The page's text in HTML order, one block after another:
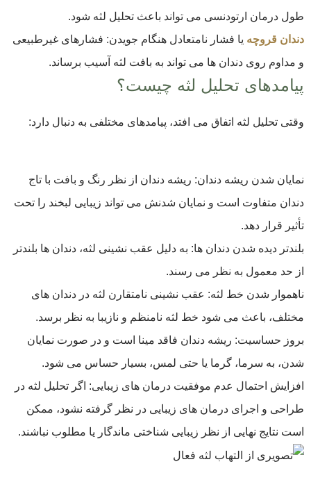
طول درمان ارتودنسی می تواند باعث تحلیل لثه شود.
دندان قروچه یا فشار نامتعادل هنگام جویدن: فشارهای غیرطبیعی
و مداوم روی دندان ها می تواند به بافت لثه آسیب برساند.
پیامدهای تحلیل لثه چیست؟
وقتی تحلیل لثه اتفاق می افتد، پیامدهای مختلفی به دنبال دارد:
نمایان شدن ریشه دندان: ریشه دندان از نظر رنگ و بافت با تاج
دندان متفاوت است و نمایان شدنش می تواند زیبایی لبخند را تحت
تأثیر قرار دهد.
بلندتر دیده شدن دندان ها: به دلیل عقب نشینی لثه، دندان ها بلندتر
از حد معمول به نظر می رسند.
ناهموار شدن خط لثه: عقب نشینی نامتقارن لثه در دندان های
مختلف، باعث می شود خط لثه نامنظم و نازیبا به نظر برسد.
بروز حساسیت: ریشه دندان فاقد مینا است و در صورت نمایان
شدن، به سرما، گرما یا حتی لمس، بسیار حساس می شود.
افزایش احتمال عدم موفقیت درمان های زیبایی: اگر تحلیل لثه در
طراحی و اجرای درمان های زیبایی در نظر گرفته نشود، ممکن
است نتایج نهایی از نظر زیبایی شناختی ماندگار یا مطلوب نباشند.